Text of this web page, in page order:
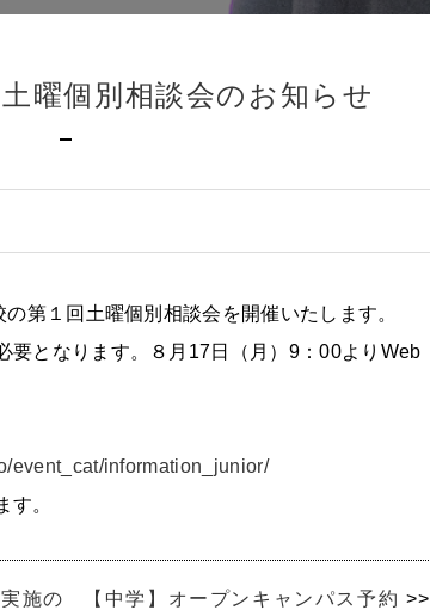
土曜個別相談会のお知らせ
第１回土曜個別相談会を開催いたします。
要となります。８月17日（月）9：00よりWeb
event_cat/information_junior/
す。
施の 【中学】オープンキャンパス予約 >>